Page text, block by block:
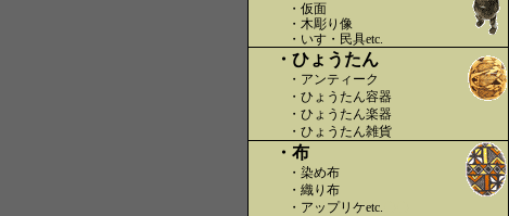
・仮面
・木彫り像
・いす・民具etc.
・ひょうたん
・アンティーク
・ひょうたん容器
・ひょうたん楽器
・ひょうたん雑貨
・布
・染め布
・織り布
・アップリケetc.